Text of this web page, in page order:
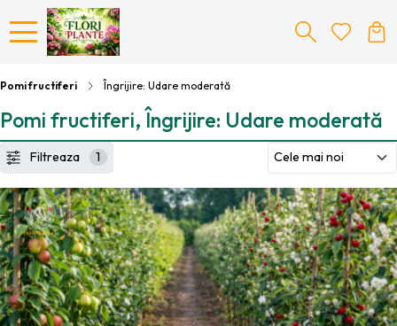
Pomi fructiferi Îngrijire: Udare moderată
Pomi fructiferi, Îngrijire: Udare moderată
Filtreaza 1